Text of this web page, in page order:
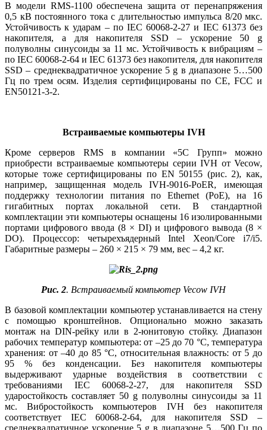
В модели RMS‑1100 обеспечена защита от перенапряжения
0,5 кВ постоянного тока с длительностью импульса 8/20 мкс.
Устойчивость к ударам – по IEC 60068‑2‑27 и IEC 61373 без
накопителя, а для накопителя SSD – ускорение 50 g
полуволны синусоиды за 11 мс. Устойчивость к вибрациям –
по IEC 60068‑2‑64 и IEC 61373 без накопителя, для накопителя
SSD – среднеквадратичное ускорение 5 g в диапазоне 5…500
Гц по трем осям. Изделия сертифицированы по CE, FCC и
EN50121‑3‑2.
Встраиваемые компьютеры IVH
Кроме серверов RMS в компании «5С Групп» можно
приобрести встраиваемые компьютеры серии IVH от Vecow,
которые тоже сертифицированы по EN 50155 (рис. 2), как,
например, защищенная модель IVH‑9016‑PoER, имеющая
поддержку технологии питания по Ethernet (PoE), на 16
гигабитных портах локальной сети. В стандартной
комплектации эти компьютеры оснащены 16 изолированными
портами цифрового ввода (8 × DI) и цифрового вывода (8 ×
DO). Процессор: четырехъядерный Intel Xeon/Core i7/i5.
Габаритные размеры – 260 × 215 × 79 мм, вес – 4,2 кг.
Рис. 2. Встраиваемый компьютер Vecow IVH
В базовой комплектации компьютер устанавливается на стену
с помощью кронштейнов. Опционально можно заказать
монтаж на DIN-рейку или в 2‑юнитовую стойку. Диапазон
рабочих температур компьютера: от –25 до 70 °C, температура
хранения: от –40 до 85 °C, относительная влажность: от 5 до
95 % без конденсации. Без накопителя компьютеры
выдерживают ударные воздействия в соответствии с
требованиями IEC 60068‑2‑27, для накопителя SSD
ударостойкость составляет 50 g полуволны синусоиды за 11
мс. Вибростойкость компьютеров IVH без накопителя
соответствует IEC 60068‑2‑64, для накопителя SSD –